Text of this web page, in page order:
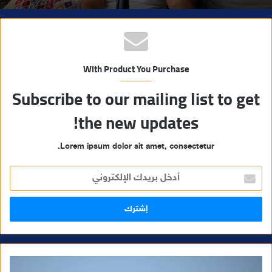
With Product You Purchase
Subscribe to our mailing list to get
the new updates!
Lorem ipsum dolor sit amet, consectetur.
خ
ل
ر
ا